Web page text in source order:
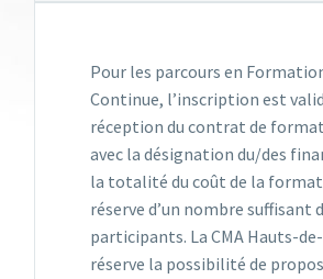
Pour les parcours en
Continue, l’inscription est
réception du contrat de
avec la désignation du/des
la totalité du coût de la
réserve d’un nombre suffisant
participants. La CMA Hauts-
réserve la possibilité de